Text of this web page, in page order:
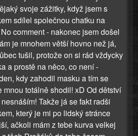
svoje zážitky, když jsem s
sdílel společnou chatku na
comment - nakonec jsem došel
je mnohem větší hovno než já,
tušil, protože on si rád vždycky
a prostě na něco, co není -
kdy zahodil masku a tím se
mnou totálně shodil! xD Od dětství
Takže já se fakt radši
který je mi po lidský stránce
ačkoli mám z tebe kurva velkej